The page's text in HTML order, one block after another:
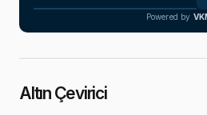
Powered by
Altın Çevirici